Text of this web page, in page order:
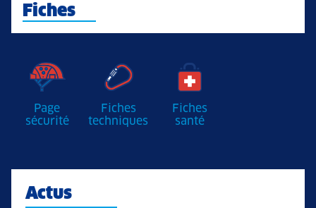
Fiches
Page
sécurité
Fiches
techniques
Fiches
santé
Actus